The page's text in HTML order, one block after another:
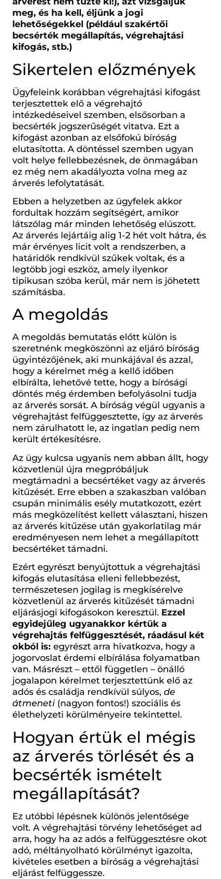
meg, és ha kell, éljünk a jogi
lehetőségekkel (például szakértői
becsérték megállapítás, végrehajtási
kifogás, stb.)
Sikertelen előzmények
Ügyfeleink korábban végrehajtási kifogást
terjesztettek elő a végrehajtó
intézkedéseivel szemben, elsősorban a
becsérték jogszerűségét vitatva. Ezt a
kifogást azonban az elsőfokú bíróság
elutasította. A döntéssel szemben ugyan
volt helye fellebbezésnek, de önmagában
ez még nem akadályozta volna meg az
árverés lefolytatását.
Ebben a helyzetben az ügyfelek akkor
fordultak hozzám segítségért, amikor
látszólag már minden lehetőség elúszott.
Az árverés lejártáig alig 1-2 hét volt hátra, és
már érvényes licit volt a rendszerben, a
határidők rendkívül szűkek voltak, és a
legtöbb jogi eszköz, amely ilyenkor
tipikusan szóba kerül, már nem is jöhetett
számításba.
A megoldás
A megoldás bemutatás előtt külön is
szeretnénk megköszönni az eljáró bíróság
ügyintézőjének, aki munkájával és azzal,
hogy a kérelmet még a kellő időben
elbírálta, lehetővé tette, hogy a bírósági
döntés még érdemben befolyásolni tudja
az árverés sorsát. A bíróság végül ugyanis a
végrehajtást felfüggesztette, így az árverés
nem zárulhatott le, az ingatlan pedig nem
került értékesítésre.
Az ügy kulcsa ugyanis nem abban állt, hogy
közvetlenül újra megpróbáljuk
megtámadni a becsértéket vagy az árverés
kitűzését. Erre ebben a szakaszban valóban
csupán minimális esély mutatkozott, ezért
más megközelítést kellett választani, hiszen
az árverés kitűzése után gyakorlatilag már
eredményesen nem lehet a megállapított
becsértéket támadni.
Ezért egyrészt benyújtottuk a végrehajtási
kifogás elutasítása elleni fellebbezést,
természetesen jogilag is megkísérelve
közvetlenül az árverés kitűzését támadni
eljárásjogi kifogásokon keresztül. Ezzel
egyidejűleg ugyanakkor kértük a
végrehajtás felfüggesztését, ráadásul két
okból is: egyrészt arra hivatkozva, hogy a
jogorvoslat érdemi elbírálása folyamatban
van. Másrészt – ettől független – önálló
jogalapon kérelmet terjesztettünk elő az
adós és családja rendkívül súlyos, de
átmeneti (nagyon fontos!) szociális és
élethelyzeti körülményeire tekintettel.
Hogyan értük el mégis
az árverés törlését és a
becsérték ismételt
megállapítását?
Ez utóbbi lépésnek különös jelentősége
volt. A végrehajtási törvény lehetőséget ad
arra, hogy ha az adós a felfüggesztésre okot
adó, méltányolható körülményt igazolta,
kivételes esetben a bíróság a végrehajtási
eljárást felfüggessze.